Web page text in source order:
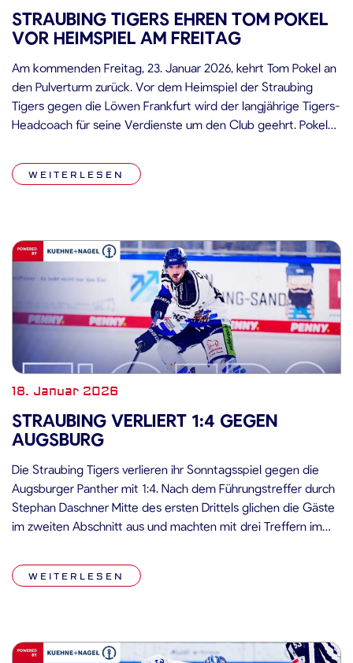
STRAUBING TIGERS EHREN TOM POKEL
VOR HEIMSPIEL AM FREITAG
Am kommenden Freitag, 23. Januar 2026, kehrt Tom Pokel an
den Pulverturm zurück. Vor dem Heimspiel der Straubing
Tigers gegen die Löwen Frankfurt wird der langjährige Tigers-
Headcoach für seine Verdienste um den Club geehrt. Pokel
tätig und prägte in dieser Zeit nachhaltig die sportliche
Entwicklung […]
WEITERLESEN
18. Januar 2026
STRAUBING VERLIERT 1:4 GEGEN
AUGSBURG
Die Straubing Tigers verlieren ihr Sonntagsspiel gegen die
Augsburger Panther mit 1:4. Nach dem Führungstreffer durch
Stephan Daschner Mitte des ersten Drittels glichen die Gäste
im zweiten Abschnitt aus und machten mit drei Treffern im
recht zerfahrenen Partie doppelt. Auch die Anwesenheit
zahlreicher Spieler-Legenden der 90er-Jahre […]
WEITERLESEN